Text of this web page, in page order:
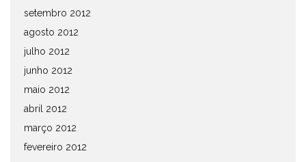
setembro 2012
agosto 2012
julho 2012
junho 2012
maio 2012
abril 2012
março 2012
fevereiro 2012